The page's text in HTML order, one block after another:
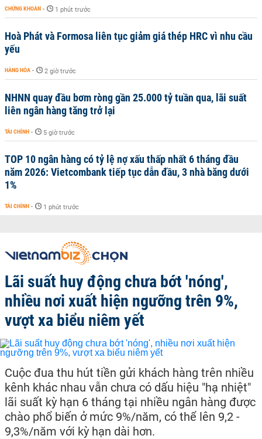
CHỨNG KHOÁN - 1 phút trước
Hoà Phát và Formosa liên tục giảm giá thép HRC vì nhu cầu
yếu
HÀNG HÓA - 2 giờ trước
NHNN quay đầu bơm ròng gần 25.000 tỷ tuần qua, lãi suất
liên ngân hàng tăng trở lại
TÀI CHÍNH - 5 giờ trước
TOP 10 ngân hàng có tỷ lệ nợ xấu thấp nhất 6 tháng đầu
năm 2026: Vietcombank tiếp tục dẫn đầu, 3 nhà băng dưới
1%
TÀI CHÍNH - 1 phút trước
Lãi suất huy động chưa bớt 'nóng',
nhiều nơi xuất hiện ngưỡng trên 9%,
vượt xa biểu niêm yết
Cuộc đua thu hút tiền gửi khách hàng trên nhiều
kênh khác nhau vẫn chưa có dấu hiệu "hạ nhiệt"
lãi suất kỳ hạn 6 tháng tại nhiều ngân hàng được
chào phổ biến ở mức 9%/năm, có thể lên 9,2 -
9,3%/năm với kỳ hạn dài hơn.